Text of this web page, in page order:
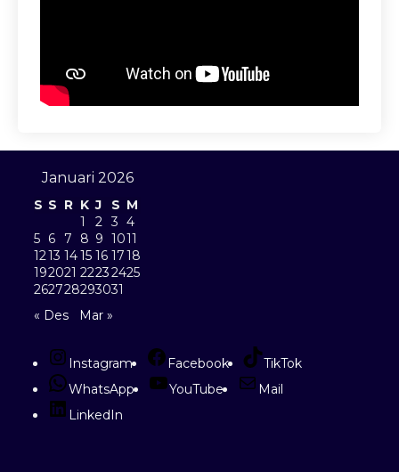
Januari 2026
S S R K J S M
1
2 3 4
5 6 7 8 9 1011
1213 1415 16 1718
192021 22232425
262728293031
« Des
Mar »
Instagram Facebook
TikTok
WhatsApp
YouTube
Mail
LinkedIn